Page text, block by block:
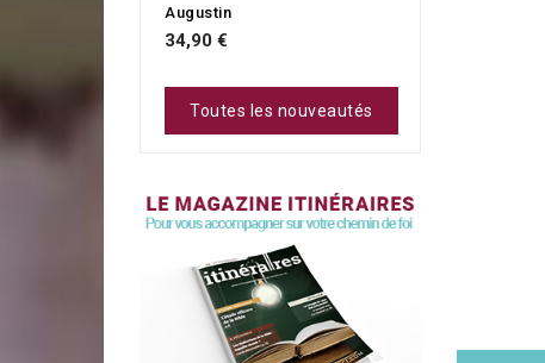
Augustin
34,90 €
Toutes les nouveautés